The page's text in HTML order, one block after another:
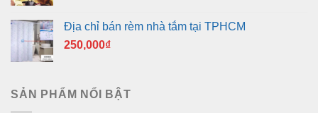
Địa chỉ bán rèm nhà tắm tại TPHCM
250,000₫
SẢN PHẨM NỔI BẬT